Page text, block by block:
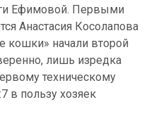
Ефимовой. Первыми
Анастасия Косолапова
кошки» начали второй
лишь изредка
техническому
в пользу хозяек